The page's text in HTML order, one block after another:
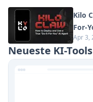
Kilo
For-
Apr 3,
Neueste KI-